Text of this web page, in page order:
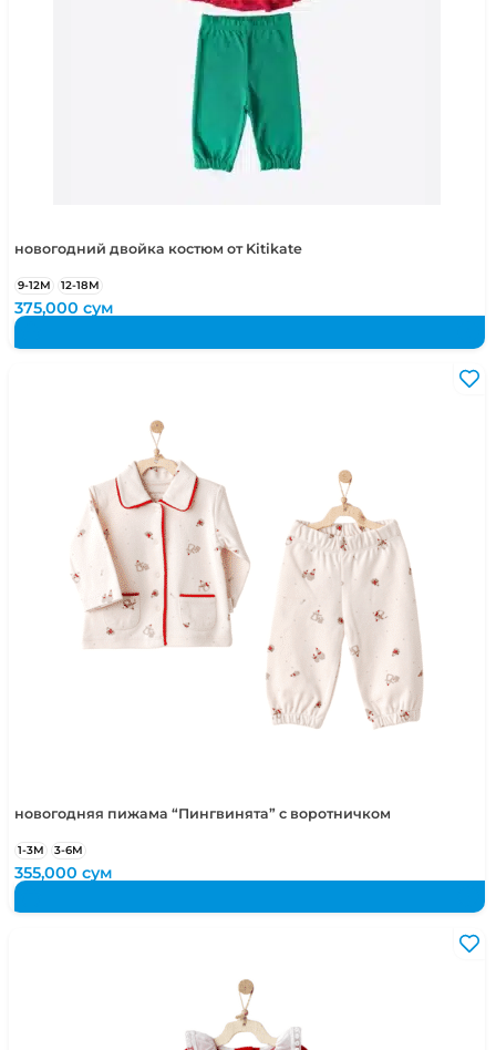
новогодний двойка костюм от Kitikate
9-12М 12-18М
375,000сум
новогодняя пижама “Пингвинята” с воротничком
1-3М 3-6М
355,000сум